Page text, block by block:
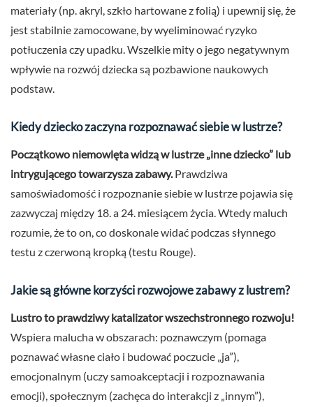
materiały (np. akryl, szkło hartowane z folią) i upewnij się, że
jest stabilnie zamocowane, by wyeliminować ryzyko
potłuczenia czy upadku. Wszelkie mity o jego negatywnym
wpływie na rozwój dziecka są pozbawione naukowych
podstaw.
Kiedy dziecko zaczyna rozpoznawać siebie w lustrze?
Początkowo niemowlęta widzą w lustrze „inne dziecko” lub
intrygującego towarzysza zabawy. Prawdziwa
samoświadomość i rozpoznanie siebie w lustrze pojawia się
zazwyczaj między 18. a 24. miesiącem życia. Wtedy maluch
rozumie, że to on, co doskonale widać podczas słynnego
testu z czerwoną kropką (testu Rouge).
Jakie są główne korzyści rozwojowe zabawy z lustrem?
Lustro to prawdziwy katalizator wszechstronnego rozwoju!
Wspiera malucha w obszarach: poznawczym (pomaga
poznawać własne ciało i budować poczucie „ja”),
emocjonalnym (uczy samoakceptacji i rozpoznawania
emocji), społecznym (zachęca do interakcji z „innym”),